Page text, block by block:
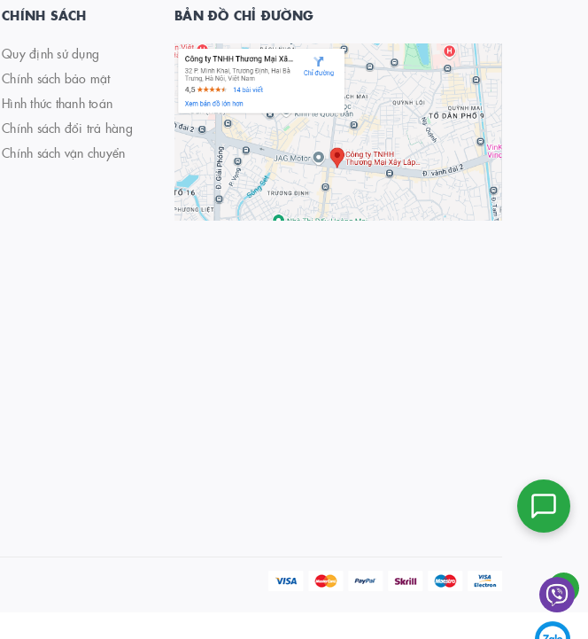
CHÍNH SÁCH
Quy định sử dụng
Chính sách bảo mật
Hình thức thanh toán
Chính sách đổi trả hàng
Chính sách vận chuyển
BẢN ĐỒ CHỈ ĐƯỜNG